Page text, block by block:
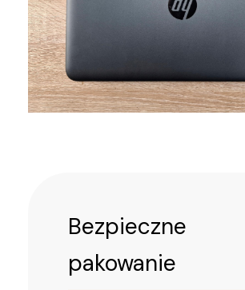
Bezpieczne
pakowanie